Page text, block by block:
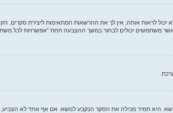
לראות אותה, אין לך את ההרשאות המתאימות ליצירת סקרים. הזן
משתמשים יכולים לבחור במשך ההצבעה תחת “אפשרויות לכל
היא תמיד מכילה את הסקר הנקבע לנושא. אם אף אחד לא